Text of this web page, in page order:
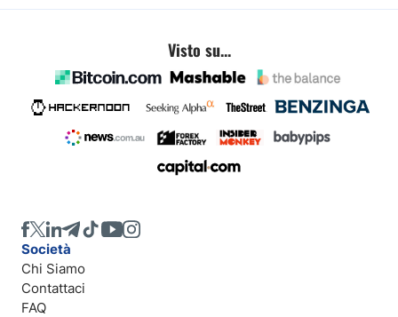
Visto su...
Società
Chi Siamo
Contattaci
FAQ